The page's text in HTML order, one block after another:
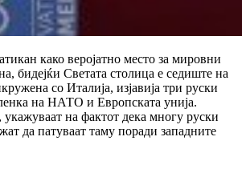
како веројатно место за мировни
бидејќи Светата столица е седиште на
со Италија, изјавија три руски
на НАТО и Европската унија.
укажуваат на фактот дека многу руски
да патуваат таму поради западните